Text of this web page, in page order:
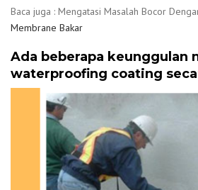
Baca juga : Mengatasi Masalah Bocor
Membrane Bakar
Ada beberapa keunggulan
waterproofing coating